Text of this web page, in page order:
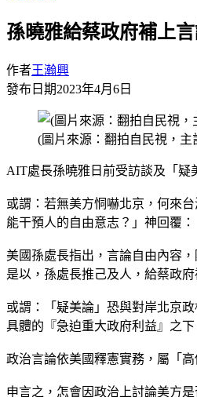
孫曉雅給蔡政府補上
作者王瀚興
發布日期2023年4月6日
(圖片來源：翻拍自民視，
AIT處長孫曉雅日前受訪談及「疑
或謂：若無美方恫嚇北京，何來
能干預人的自由意志？」神回覆
美國孫處長指出，言論自由內容
是以，孫處長推己及人，給蔡政
或謂：「疑美論」恐與對岸北京
具體的『急迫重大政府利益』之
政治言論依美國釋憲實務，屬「
申言之，怎會因政治上討論美方